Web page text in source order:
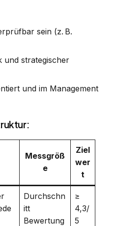
sein (z. B.
und strategischer
und im Management
Messgröß
e
Ziel
wer
t
Durchschn
itt
Bewertung
≥
4,3/
5